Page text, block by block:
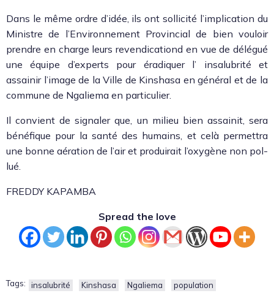
Dans le même ordre d’idée, ils ont sol­lic­ité l’im­pli­ca­tion du
Min­istre de l’En­vi­ron­nement Provin­cial de bien vouloir
pren­dre en charge leurs reven­di­ca­tiond en vue de délégué
une équipe d’ex­perts pour éradi­quer l’ insalubrité et
assainir l’im­age de la Ville de Kin­shasa en général et de la
com­mune de Ngaliema en par­ti­c­uli­er.
Il con­vient de sig­naler que, un milieu bien assainit, sera
béné­fique pour la san­té des humains, et celà per­me­t­tra
une bonne aéra­tion de l’air et pro­duirait l’oxygène non pol­
lué.
FREDDY KAPAMBA
Spread the love
Tags: insalubrité Kinshasa Ngaliema population